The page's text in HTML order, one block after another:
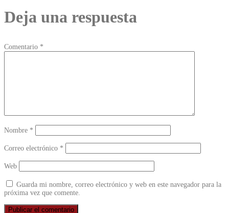
entradas
Deja una respuesta
Comentario *
Nombre *
Correo electrónico *
Web
Guarda mi nombre, correo electrónico y web en este navegador para la
próxima vez que comente.